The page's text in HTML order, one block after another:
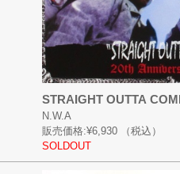
STRAIGHT OUTTA
N.W.A
販売価格:¥6,930
（税込）
SOLDOUT